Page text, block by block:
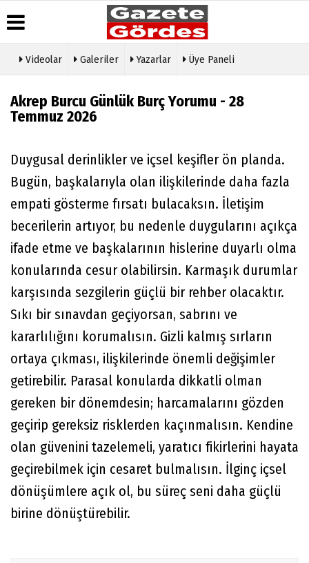
Haber
Arşivi
Günün
Haberleri
Durumu
Biyografiler
Yazarları
Galeri
Etkinlikler
İletişim
Gizlilik
İlkeleri
Videolar Galeriler Yazarlar Üye Paneli
Akrep Burcu Günlük Burç Yorumu - 28
Temmuz 2026
Duygusal derinlikler ve içsel keşifler ön planda.
Bugün, başkalarıyla olan ilişkilerinde daha fazla
empati gösterme fırsatı bulacaksın. İletişim
becerilerin artıyor, bu nedenle duygularını açıkça
ifade etme ve başkalarının hislerine duyarlı olma
konularında cesur olabilirsin. Karmaşık durumlar
karşısında sezgilerin güçlü bir rehber olacaktır.
Sıkı bir sınavdan geçiyorsan, sabrını ve
kararlılığını korumalısın. Gizli kalmış sırların
ortaya çıkması, ilişkilerinde önemli değişimler
getirebilir. Parasal konularda dikkatli olman
gereken bir dönemdesin; harcamalarını gözden
geçirip gereksiz risklerden kaçınmalısın. Kendine
olan güvenini tazelemeli, yaratıcı fikirlerini hayata
geçirebilmek için cesaret bulmalısın. İlginç içsel
dönüşümlere açık ol, bu süreç seni daha güçlü
birine dönüştürebilir.